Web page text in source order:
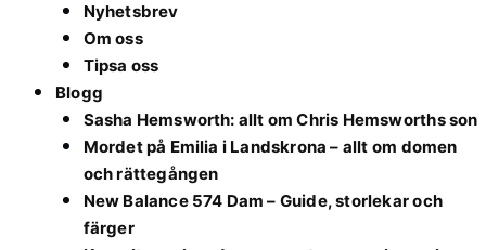
Nyhetsbrev
Om oss
Tipsa oss
Blogg
Sasha Hemsworth: allt om Chris Hemsworths son
Mordet på Emilia i Landskrona – allt om domen
och rättegången
New Balance 574 Dam – Guide, storlekar och
färger